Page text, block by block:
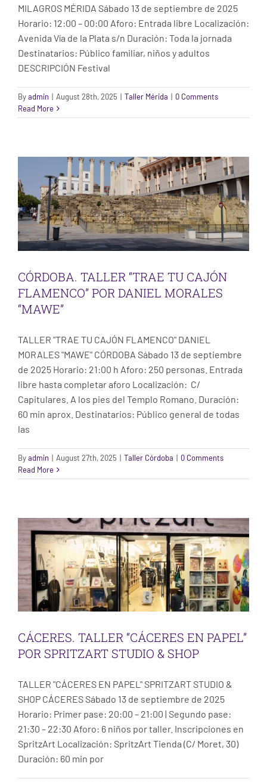
MILAGROS MÉRIDA Sábado 13 de septiembre de 2025
Horario: 12:00 – 00:00 Aforo: Entrada libre Localización:
Avenida Vía de la Plata s/n Duración: Toda la jornada
Destinatarios: Público familiar, niños y adultos
DESCRIPCIÓN Festival
Byadmin | August 28th, 2025 | Taller Mérida | 0 Comments
Read More
CÓRDOBA. TALLER “TRAE TU CAJÓN
FLAMENCO” POR DANIEL MORALES
CÓRDOBA. TALLER “TRAE TU CAJÓN
FLAMENCO” POR DANIEL MORALES
“MAWE”
TALLER "TRAE TU CAJÓN FLAMENCO" DANIEL
MORALES "MAWE" CÓRDOBA Sábado 13 de septiembre
de 2025 Horario: 21:00 h Aforo: 250 personas. Entrada
libre hasta completar aforo Localización: C/
Capitulares. A los pies del Templo Romano. Duración:
60 min aprox. Destinatarios: Público general de todas
las
Byadmin | August 27th, 2025 | Taller Córdoba | 0 Comments
Read MoreCÁCERES. TALLER “CÁCERES EN PAPEL”
CÁCERES. TALLER “CÁCERES EN PAPEL”
POR SPRITZART STUDIO & SHOP
TALLER "CÁCERES EN PAPEL" SPRITZART STUDIO &
SHOP CÁCERES Sábado 13 de septiembre de 2025
Horario: Primer pase: 20:00 – 21:00 | Segundo pase:
21:30 – 22:30 Aforo: 6 niños por taller. Inscripciones en
SpritzArt Localización: SpritzArt Tienda (C/ Moret, 30)
Duración: 60 min por